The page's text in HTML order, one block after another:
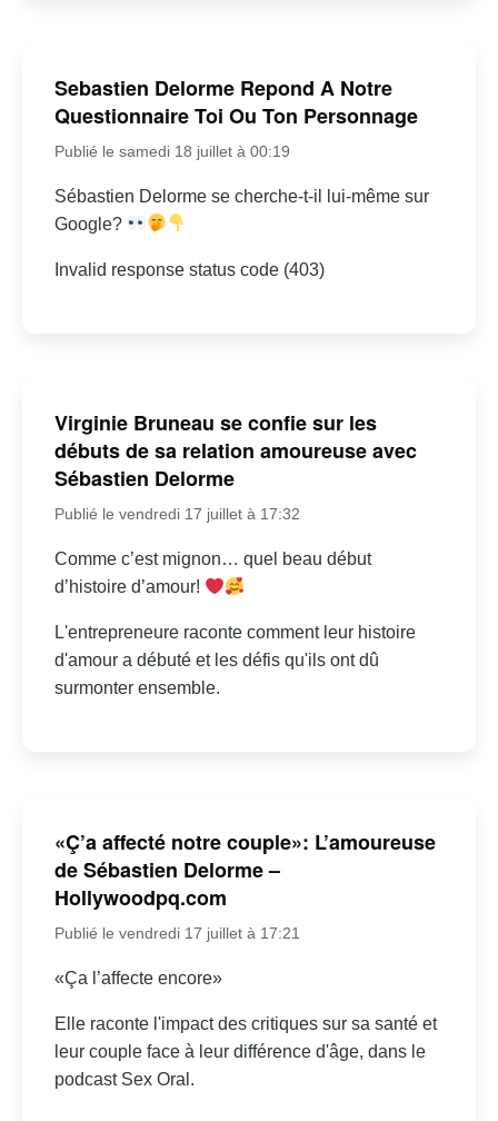
Sebastien Delorme Repond A Notre
Questionnaire Toi Ou Ton Personnage
Publié le samedi 18 juillet à 00:19
Sébastien Delorme se cherche-t-il lui-même sur
Google?
Invalid response status code (403)
Virginie Bruneau se confie sur les
débuts de sa relation amoureuse avec
Sébastien Delorme
Publié le vendredi 17 juillet à 17:32
Comme c’est mignon… quel beau début
d’histoire d’amour!
L'entrepreneure raconte comment leur histoire
d'amour a débuté et les défis qu'ils ont dû
surmonter ensemble.
«Ç’a affecté notre couple»: L’amoureuse
de Sébastien Delorme –
Hollywoodpq.com
Publié le vendredi 17 juillet à 17:21
«Ça l’affecte encore»
Elle raconte l'impact des critiques sur sa santé et
leur couple face à leur différence d'âge, dans le
podcast Sex Oral.